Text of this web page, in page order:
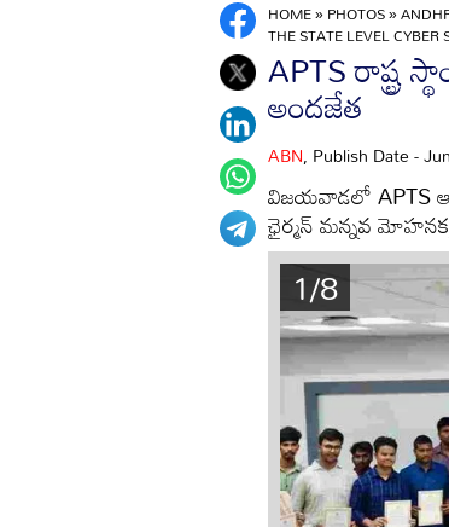
HOME»PHOTOS»
THE STATE LEVEL
APTS రాష్ట్ర
అందజేత
ABN, Publish Date -
విజయవాడలో APTS
ఛైర్మన్ మన్నవ
1/8